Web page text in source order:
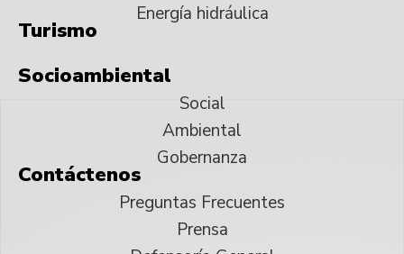
Energía hidráulica
Turismo
Socioambiental
Social
Ambiental
Gobernanza
Contáctenos
Preguntas Frecuentes
Prensa